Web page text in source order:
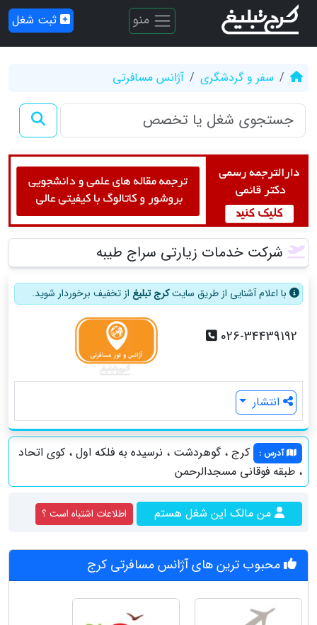
منو ثبت شغل
سفر و گردشگری آژانس مسافرتی
شرکت خدمات زیارتی سراج طیبه
با اعلام آشنایی از طریق سایتکرج تبلیغ از تخفیف برخوردار شوید.
026-34439192
انتشار
آدرس :
کرج ، گوهردشت ، نرسیده به فلکه اول ، کوی اتحاد
، طبقه فوقانی مسجدالرحمن
من مالک این شغل هستم اطلاعات اشتباه است ؟
محبوب ترین های آژانس مسافرتی کرج